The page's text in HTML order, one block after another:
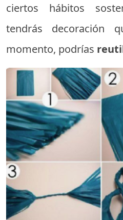
ciertos hábitos
tendrás decoración
momento, podrías